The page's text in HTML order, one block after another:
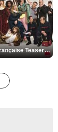
De la Comédie-Française Teaser VF